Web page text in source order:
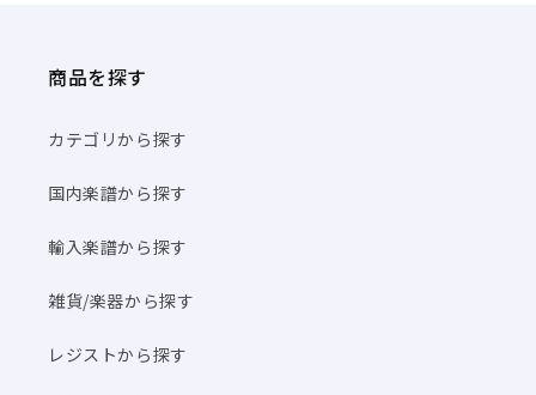
商品を探す
カテゴリから探す
国内楽譜から探す
輸入楽譜から探す
雑貨/楽器から探す
レジストから探す